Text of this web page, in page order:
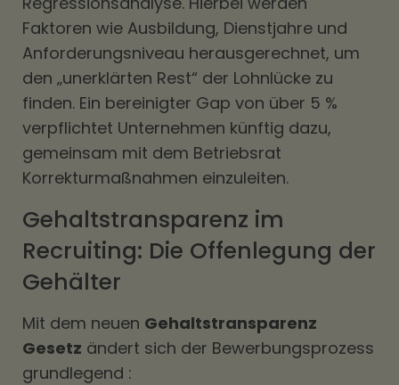
Faktoren wie Ausbildung, Dienstjahre und
Anforderungsniveau herausgerechnet, um
den „unerklärten Rest“ der Lohnlücke zu
finden. Ein bereinigter Gap von über 5 %
verpflichtet Unternehmen künftig dazu,
gemeinsam mit dem Betriebsrat
Korrekturmaßnahmen einzuleiten.
Gehaltstransparenz im
Recruiting: Die Offenlegung der
Gehälter
Mit dem neuen Gehaltstransparenz
Gesetz ändert sich der Bewerbungsprozess
grundlegend :